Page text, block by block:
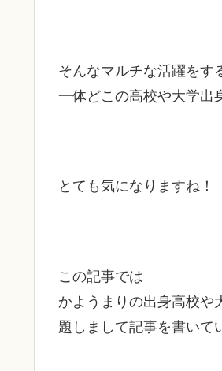
そんなマルチな活躍をす
一体どこの高校や大学出
とても気になりますね！
この記事では
かようまりの出身高校や
題しまして記事を書いて